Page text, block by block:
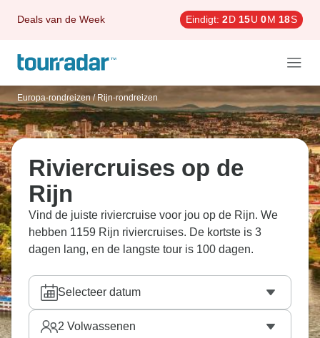
Deals van de Week Eindigt: 2D 15U 0M 16S
Europa-rondreizen / Rijn-rondreizen
Riviercruises op de
Rijn
Vind de juiste riviercruise voor jou op de Rijn. We
hebben 1159 Rijn riviercruises. De kortste is 3
dagen lang, en de langste tour is 100 dagen.
Selecteer datum
2 Volwassenen